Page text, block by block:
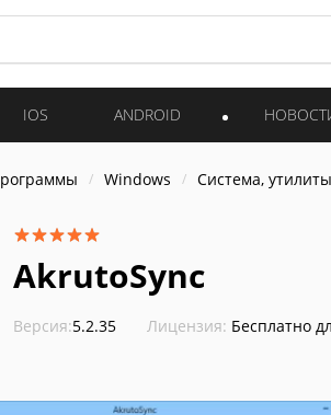
IOS ANDROID
Windows Система, утилиты
AkrutoSync
Версия:5.2.35 Лицензия: Бесплатно